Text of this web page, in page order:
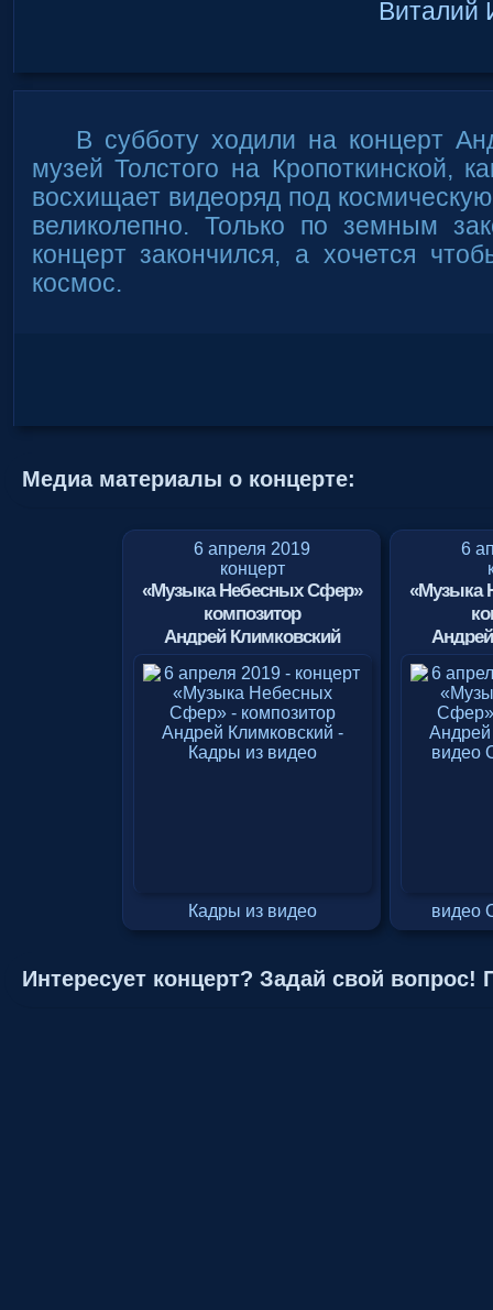
Виталий
В субботу ходили на концерт
музей Толстого на Кропоткинской,
восхищает видеоряд под
великолепно. Только по земным
концерт закончился, а хочется
космос.
Медиа материалы о концерте:
6 апреля 2019
концерт
«Музыка Небесных Сфер»
композитор
Андрей Климковский
Кадры из видео
6
«Музыка
видео
Интересует концерт? Задай свой вопрос!